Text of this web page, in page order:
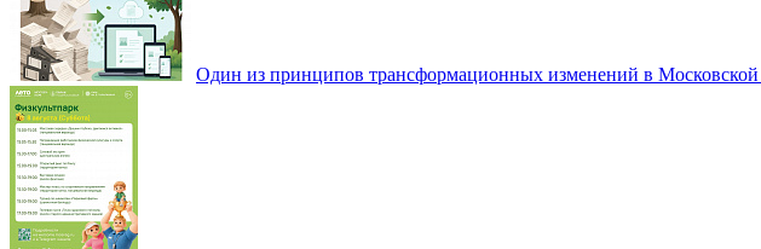
Один из принципов трансформационных изменений в Московской